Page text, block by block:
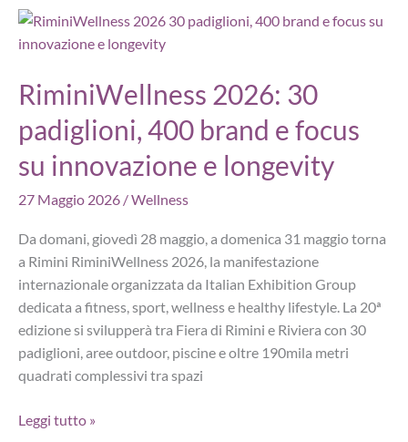
sera
lounge
e
piscine
fino
alle
RiminiWellness 2026: 30
padiglioni, 400 brand e focus
su innovazione e longevity
27 Maggio 2026 /Wellness
Da domani, giovedì 28 maggio, a domenica 31 maggio torna
a Rimini RiminiWellness 2026, la manifestazione
internazionale organizzata da Italian Exhibition Group
dedicata a fitness, sport, wellness e healthy lifestyle. La 20ª
edizione si svilupperà tra Fiera di Rimini e Riviera con 30
padiglioni, aree outdoor, piscine e oltre 190mila metri
quadrati complessivi tra spazi
RiminiWellness
Leggi tutto »